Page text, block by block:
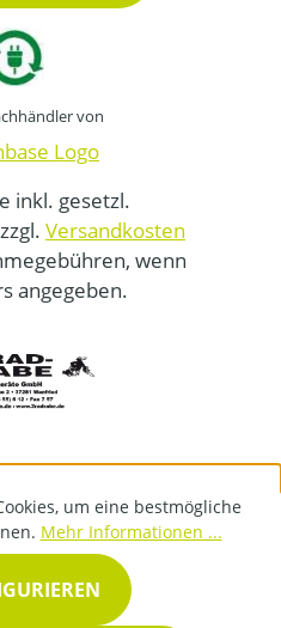
von
inkl. gesetzl.
Versandkosten
wenn
angegeben.
um eine bestmögliche
Mehr Informationen ...